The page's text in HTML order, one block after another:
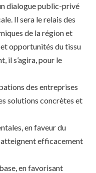
dialogue public-privé
Il sera le relais des
de la région et
opportunités du tissu
il s’agira, pour le
des entreprises
solutions concrètes et
en faveur du
atteignent efficacement
en favorisant